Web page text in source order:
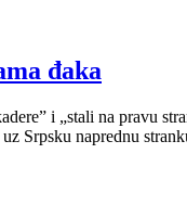
đaka
i „stali na pravu
Srpsku naprednu